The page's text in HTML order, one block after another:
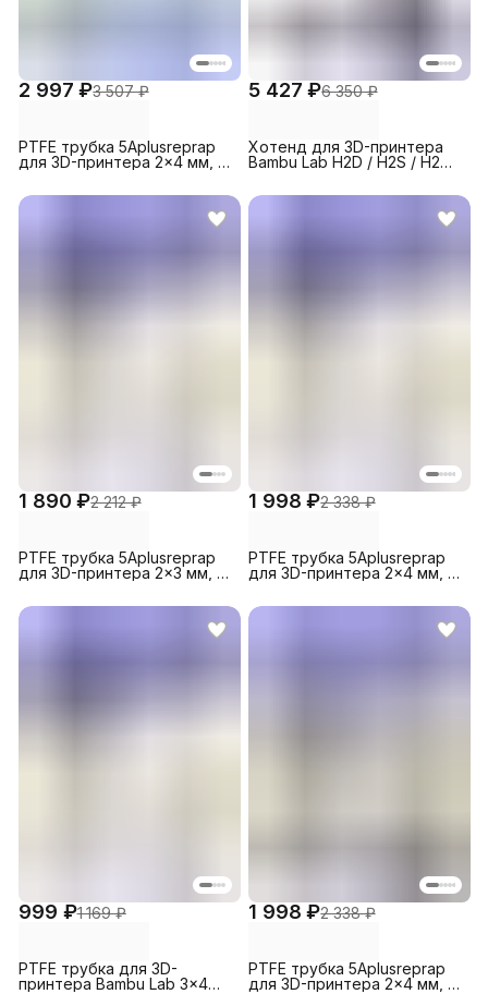
2 997 ₽3 507 ₽
PTFE трубка 5Aplusreprap
для 3D-принтера 2x4 мм, 3
5 427 ₽6 350 ₽
Хотенд для 3D-принтера
Bambu Lab H2D / H2S / H2C,
1 890 ₽2 212 ₽
PTFE трубка 5Aplusreprap
для 3D-принтера 2x3 мм, 3
1 998 ₽2 338 ₽
PTFE трубка 5Aplusreprap
для 3D-принтера 2x4 мм, 2
999 ₽1 169 ₽
PTFE трубка для 3D-
принтера Bambu Lab 3x4
1 998 ₽2 338 ₽
PTFE трубка 5Aplusreprap
для 3D-принтера 2x4 мм, 2